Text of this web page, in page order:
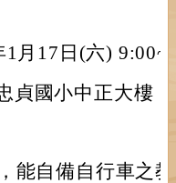
1月17日(六)
貞國小中正大樓
能自備自行車之